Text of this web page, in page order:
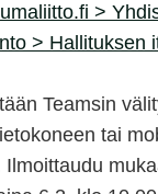
>
> Hallituksen
Teamsin
tai